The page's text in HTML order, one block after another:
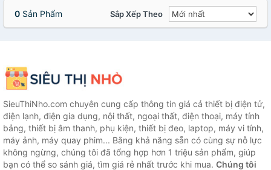
0 Sản Phẩm Sắp Xếp Theo
SieuThiNho.com chuyên cung cấp thông tin giá cả thiết bị điện tử,
điện lạnh, điện gia dụng, nội thất, ngoại thất, điện thoại, máy tính
bảng, thiết bị âm thanh, phụ kiện, thiết bị đeo, laptop, máy vi tính,
máy ảnh, máy quay phim... Bằng khả năng sẵn có cùng sự nỗ lực
không ngừng, chúng tôi đã tổng hợp hơn 1 triệu sản phẩm, giúp
bạn có thể so sánh giá, tìm giá rẻ nhất trước khi mua. Chúng tôi